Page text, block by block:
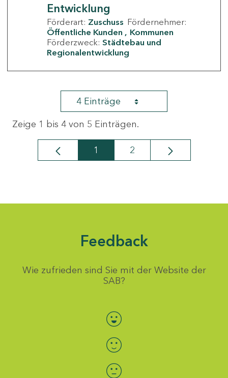
Entwicklung
Förderart: Zuschuss Fördernehmer:
Öffentliche Kunden
Kommunen
Förderzweck: Städtebau und
Regionalentwicklung
4 Einträge
Zeige 1 bis 4 von 5 Einträgen.
Seite
1 Seite
2
Feedback
Wie zufrieden sind Sie mit der Website der
SAB?
Bewertung auswählen